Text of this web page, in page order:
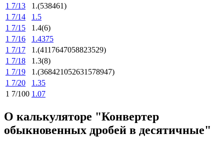
1 7/13
1.(538461)
1 7/14
1.5
1 7/15
1.4(6)
1 7/16
1.4375
1 7/17
1.(4117647058823529)
1 7/18
1.3(8)
1 7/19
1.(368421052631578947)
1 7/20
1.35
1 7/100 1.07
О калькуляторе "Конвертер
обыкновенных дробей в десятичные"